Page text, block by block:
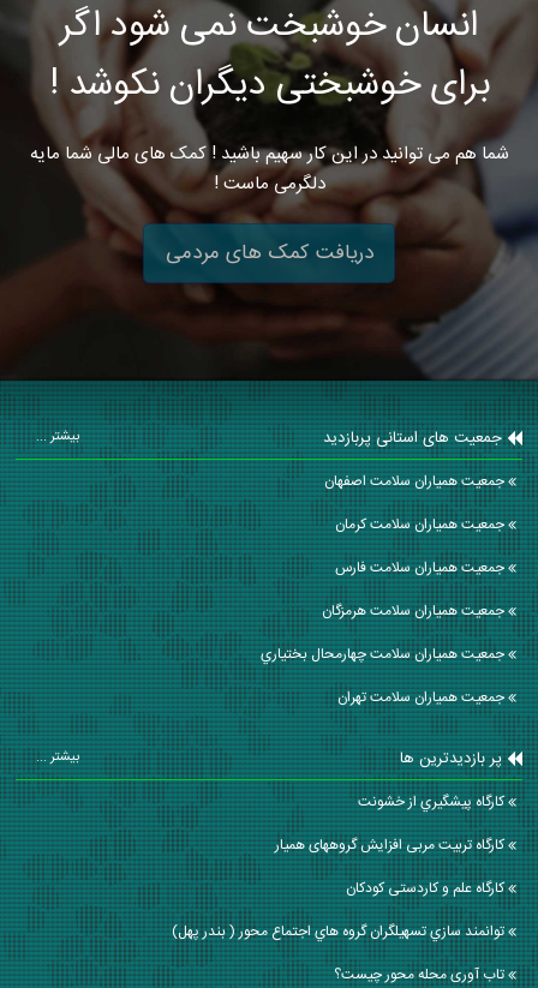
انسان خوشبخت نمی شود اگر
برای خوشبختی دیگران نکوشد !
شما هم می توانید در این کار سهیم باشید ! کمک های مالی شما مایه
دلگرمی ماست !
دریافت کمک های مردمی
جمعیت های استانی پربازدید بیشتر ...
جمعیت همیاران سلامت اصفهان
جمعیت همیاران سلامت كرمان
جمعیت همیاران سلامت فارس
جمعیت همیاران سلامت هرمزگان
جمعیت همیاران سلامت چهارمحال بختياري
جمعیت همیاران سلامت تهران
پر بازدیدترین ها بیشتر ...
كارگاه پيشگيري از خشونت
کارگاه تربیت مربی افزایش گروههای همیار
کارگاه علم و کاردستی کودکان
توانمند سازي تسهيلگران گروه هاي اجتماع محور ( بندر پهل)
تاب آوری محله محور چیست؟